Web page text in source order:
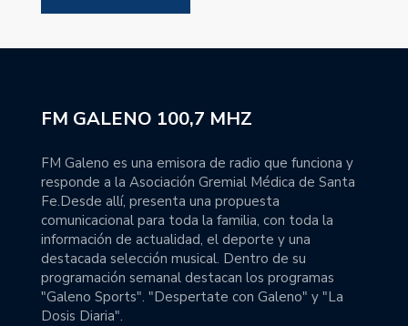
FM GALENO 100,7 MHZ
FM Galeno es una emisora de radio que funciona y
responde a la Asociación Gremial Médica de Santa
Fe.Desde allí, presenta una propuesta
comunicacional para toda la familia, con toda la
información de actualidad, el deporte y una
destacada selección musical. Dentro de su
programación semanal destacan los programas
"Galeno Sports". "Despertate con Galeno" y "La
Dosis Diaria".